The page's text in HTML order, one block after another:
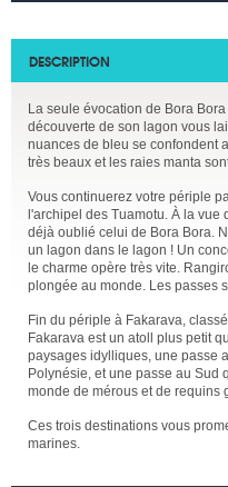
DESCRIPTION
La seule évocation de Bora
découverte de son lagon vous
nuances de bleu se confondent
très beaux et les raies manta
Vous continuerez votre périple
l'archipel des Tuamotu. À la
déjà oublié celui de Bora Bora.
un lagon dans le lagon ! Un
le charme opère très vite.
plongée au monde. Les passes
Fin du périple à Fakarava,
Fakarava est un atoll plus petit
paysages idylliques, une passe
Polynésie, et une passe au Sud
monde de mérous et de requins
Ces trois destinations vous
marines.